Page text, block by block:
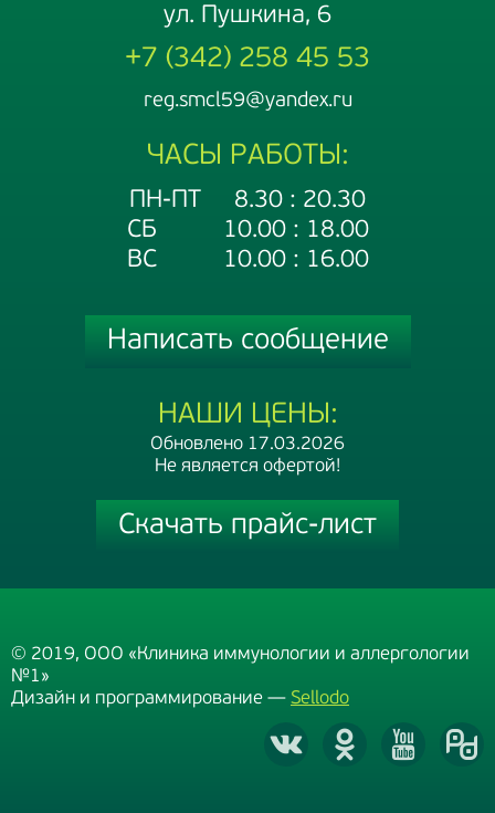
ул. Пушкина, 6
+7 (342) 258 45 53
reg.smcl59@yandex.ru
ЧАСЫ РАБОТЫ:
ПН-ПТ 8.30 : 20.30
СБ 10.00 : 18.00
ВС 10.00 : 16.00
Написать сообщение
НАШИ ЦЕНЫ:
Обновлено 17.03.2026
Не является офертой!
Скачать прайс-лист
© 2019, ООО «Клиника иммунологии и аллергологии
№1»
Дизайн и программирование — Sellodo